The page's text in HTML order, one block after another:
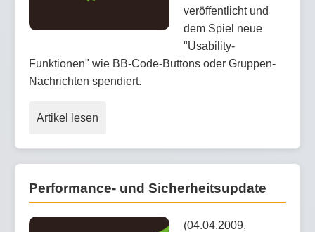
veröffentlicht und
dem Spiel neue
"Usability-
Funktionen" wie BB-Code-Buttons oder Gruppen-
Nachrichten spendiert.
Artikel lesen
Performance- und Sicherheitsupdate
(04.04.2009,